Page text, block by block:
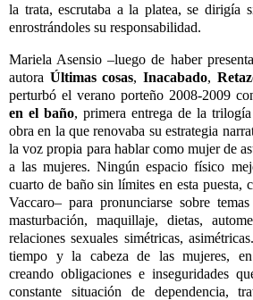
la trata, escrutaba a la platea, se dirigía
enrostrándoles su responsabilidad.
Mariela Asensio–luego de haber
autora Últimas cosas,Inacabado,
perturbó el verano porteño 2008-2009
en el baño, primera entrega de la trilogí
obra en la que renovaba su estrategia
la voz propia para hablar como mujer de
a las mujeres. Ningún espacio físico
cuarto de baño sin límites en esta puesta,
Vaccaro– para pronunciarse sobre
masturbación, maquillaje, dietas,
relaciones sexuales simétricas, asimé
tiempo y la cabeza de las mujeres, en
creando obligaciones e inseguridades
constante situación de dependencia,